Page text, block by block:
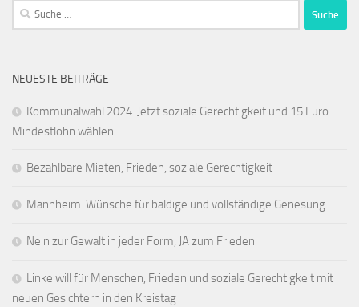
Suche
nach:
NEUESTE BEITRÄGE
Kommunalwahl 2024: Jetzt soziale Gerechtigkeit und 15 Euro
Mindestlohn wählen
Bezahlbare Mieten, Frieden, soziale Gerechtigkeit
Mannheim: Wünsche für baldige und vollständige Genesung
Nein zur Gewalt in jeder Form, JA zum Frieden
Linke will für Menschen, Frieden und soziale Gerechtigkeit mit
neuen Gesichtern in den Kreistag